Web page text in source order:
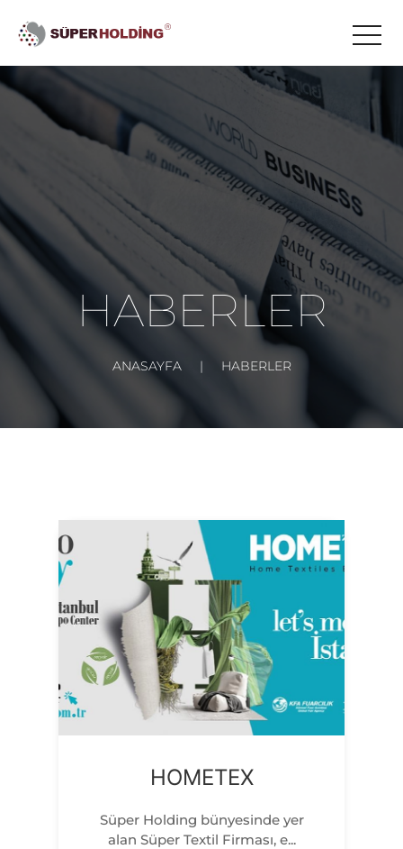
HABERLER
ANASAYFA HABERLER
HOMETEX
Süper Holding bünyesinde yer
alan Süper Textil Firması, e...